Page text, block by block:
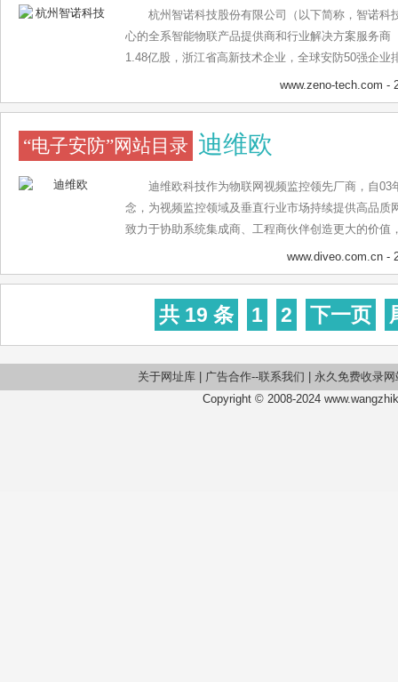
取得连续应用落地。
杭州智诺科技股份有限公司（以下简称，智诺科
心的全系智能物联产品提供商和行业解决方案服务商
1.48亿股，浙江省高新技术企业，全球安防50强企业
提供包括人脸识别、车牌识别、行为识别等系列视
大数据分析和挖掘及应用、物联网技术应用以及城市
等多个领域，是全球智能视频产品和行业平台解决方
全球视频监控数字化、网络化、高清化、AI+细分行
者。公司创始人王增锹先生是16路嵌入式硬盘录像
司针对AI+金融行业的智能化产品不断升级优化，目
线，包括人脸检测、人脸识别、行为分析等特色应用
www.zeno-tech.com -
“电子安防”网站目录 迪维欧
迪维欧科技作为物联网视频监控领先厂商，自03
念，为视频监控领域及垂直行业市场持续提供高品质
致力于协助系统集成商、工程商伙伴创造更大的价值
www.diveo.com.cn -
共 19 条 1 2 下一页
关于网址库| 广告合作--联系我们
永久免费收录网
Copyright © 2008-2024